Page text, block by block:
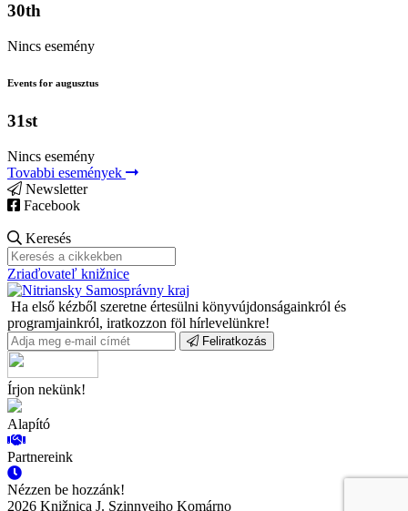
30th
Nincs esemény
Events for augusztus
31st
Nincs esemény
Tovabbi események
Newsletter
Facebook
Keresés
Zriaďovateľ knižnice
Ha első kézből szeretne értesülni könyvújdonságainkról és
programjainkról, iratkozzon föl hírlevelünkre!
Feliratkozás
Írjon nekünk!
Alapító
Partnereink
Nézzen be hozzánk!
2026 Knižnica J. Szinnyeiho Komárno